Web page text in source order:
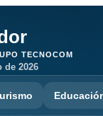
TECNOCOM
de 2026